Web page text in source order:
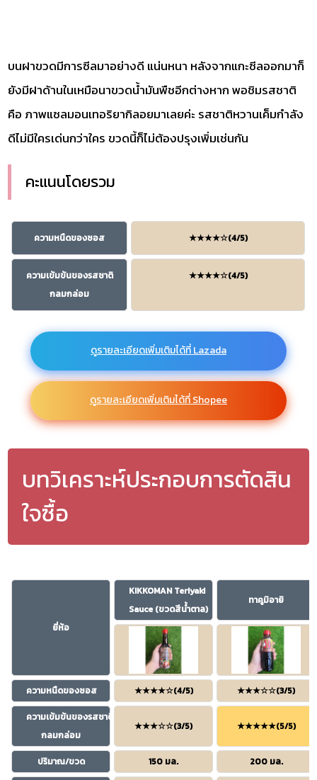
บนฝาขวดมีการซีลมาอย่างดี แน่นหนา หลังจากแกะซีลออกมาก็
ยังมีฝาด้านในเหมือนาขวดน้ำมันพืชอีกต่างหาก พอชิมรสชาติ
คือ ภาพแซลมอนเทอริยากิลอยมาเลยค่ะ รสชาติหวานเค็มกำลัง
ดีไม่มีใครเด่นกว่าใคร ขวดนี้ก็ไม่ต้องปรุงเพิ่มเช่นกัน
คะแนนโดยรวม
ความหนืดของซอส ★★★★☆(4/5)
ความเข้มข้นของรสชาติ
กลมกล่อม
★★★★☆(4/5)
ดูรายละเอียดเพิ่มเติมได้ที่ Lazada
ดูรายละเอียดเพิ่มเติมได้ที่ Shopee
บทวิเคราะห์ประกอบการตัดสิน
ใจซื้อ
ยี่ห้อ
KIKKOMAN Teriyaki
Sauce (ขวดสีน้ำตาล)
ทาคูมิอายิ
ความหนืดของซอส ★★★★☆(4/5) ★★★☆☆(3/5)
ความเข้มข้นของรสชาติ
กลมกล่อม
★★★☆☆(3/5) ★★★★★(5/5)
ปริมาณ/ขวด 150 มล. 200 มล.